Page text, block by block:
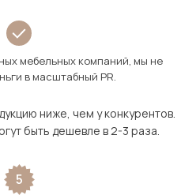
мебельных компаний, мы не
в масштабный PR.
ниже, чем у конкурентов.
быть дешевле в 2-3 раза.
5